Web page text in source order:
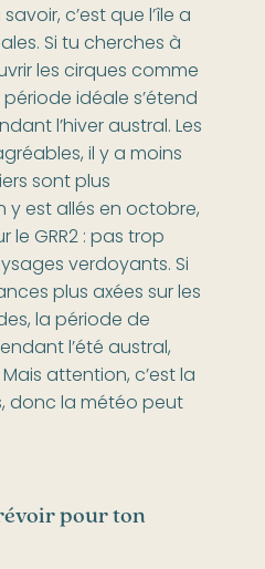
c’est que l’île a
Si tu cherches à
les cirques comme
idéale s’étend
l’hiver austral. Les
il y a moins
sont plus
y est allés en octobre,
GRR2 : pas trop
verdoyants. Si
plus axées sur les
la période de
l’été austral,
attention, c’est la
donc la météo peut
pour ton